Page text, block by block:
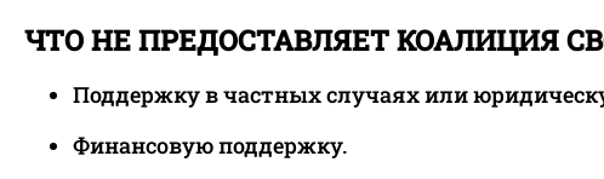
ЧТО НЕ ПРЕДОСТАВЛЯЕТ КОАЛИЦИЯ
Поддержку в частных случаях или
Финансовую поддержку.